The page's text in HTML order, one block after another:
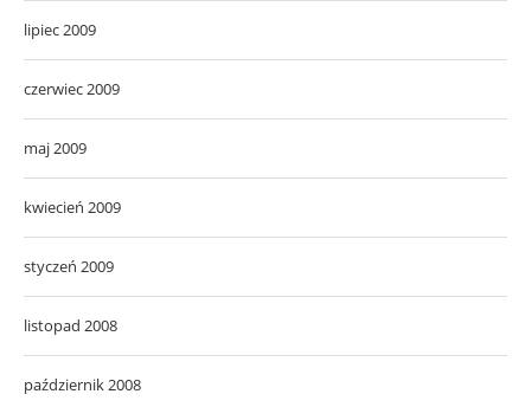
lipiec 2009
czerwiec 2009
maj 2009
kwiecień 2009
styczeń 2009
listopad 2008
październik 2008